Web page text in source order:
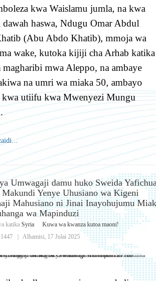
kwa Waislamu jumla, na kwa
dawah haswa, Ndugu Omar Abdul
(Abu Abdo Khatib), mmoja wa
wake, kutoka kijiji cha Arhab katika
mwa Aleppo, na ambaye
na umri wa miaka 50, ambayo
kwa utiifu kwa Mwenyezi Mungu
Umwagaji damu huko Sweida
Yenye Uhusiano wa Kigeni
Mahusiano ni Jinai Inayohujumu
wa Mapinduzi
katika Syria
Kuwa wa kwanza kutoa maoni!
|Alhamisi, 17 Julai 2025